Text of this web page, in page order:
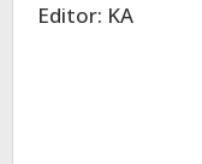
Editor: KA